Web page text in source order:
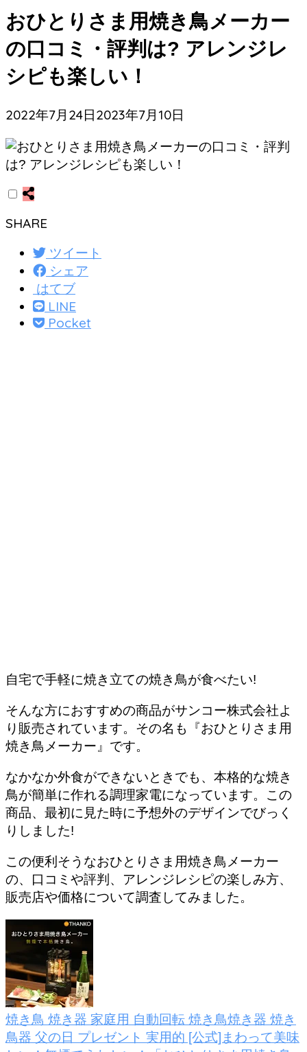
おひとりさま用焼き鳥メーカー
の口コミ・評判は? アレンジレ
シピも楽しい！
2022年7月24日2023年7月10日
SHARE
ツイート
シェア
はてブ
LINE
Pocket
自宅で手軽に焼き立ての焼き鳥が食べたい!
そんな方におすすめの商品がサンコー株式会社よ
り販売されています。その名も『おひとりさま用
焼き鳥メーカー』です。
なかなか外食ができないときでも、本格的な焼き
鳥が簡単に作れる調理家電になっています。この
商品、最初に見た時に予想外のデザインでびっく
りしました!
この便利そうなおひとりさま用焼き鳥メーカー
の、口コミや評判、アレンジレシピの楽しみ方、
販売店や価格について調査してみました。
焼き鳥 焼き器 家庭用 自動回転 焼き鳥焼き器 焼き
鳥器 父の日 プレゼント 実用的 [公式]まわって美味